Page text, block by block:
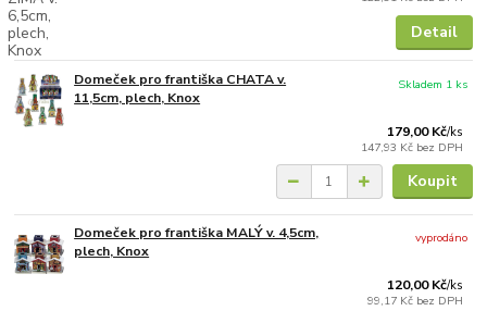
Detail
Domeček pro františka CHATA v.
11,5cm, plech, Knox
179,00 Kč/ks
147,93 Kč bez DPH
Skladem 1 ks
Koupit
Domeček pro františka MALÝ v. 4,5cm,
plech, Knox
120,00 Kč/ks
99,17 Kč bez DPH
vyprodáno